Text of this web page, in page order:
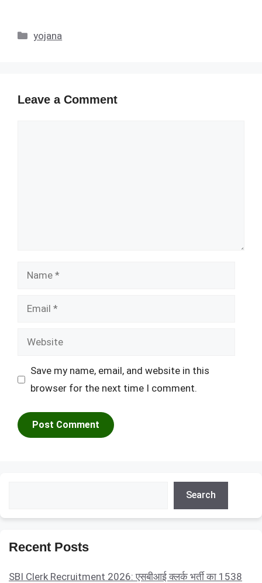
Categories
yojana
Leave a Comment
Name
Email
Website
Save my name, email, and website in this
browser for the next time I comment.
Search
Recent Posts
SBI Clerk Recruitment 2026: एसबीआई क्लर्क भर्ती का 1538